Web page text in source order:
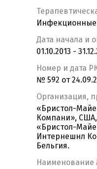
Инфекционные
Дата начала и
01.10.2013 -
Номер и дата
№ 592 от
Организация,
«Бристол-
Компани»,
«Бристол-
Интернешнл
Бельгия.
Наименование